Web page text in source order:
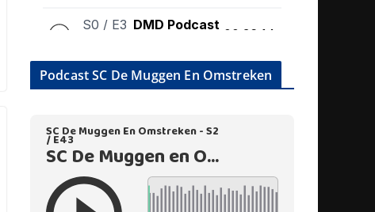
Podcast SC De Muggen En Omstreken